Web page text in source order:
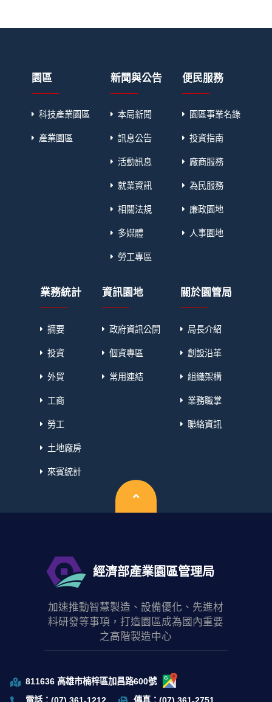
園區
科技產業園區
產業園區
新聞與公告
本局新聞
訊息公告
活動訊息
就業資訊
相關法規
多媒體
勞工專區
便民服務
園區事業名錄
投資指南
廠商服務
為民服務
廉政園地
人事園地
業務統計
摘要
投資
外貿
工商
勞工
土地廠房
來賓統計
資訊園地
政府資訊公開
個資專區
常用連結
關於園管局
局長介紹
創設沿革
組織架構
業務職掌
聯絡資訊
經濟部產業園區管理局
加速推動智慧製造、設備優化、先進材
料研發等事項，打造園區成為國內重要
之高階製造中心
811636 高雄市楠梓區加昌路600號